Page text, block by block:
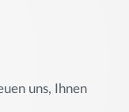
uns, Ihnen